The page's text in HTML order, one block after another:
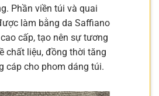
Phần viền túi và quai
làm bằng da Saffiano
cấp, tạo nên sự tương
chất liệu, đồng thời tăng
cáp cho phom dáng túi.